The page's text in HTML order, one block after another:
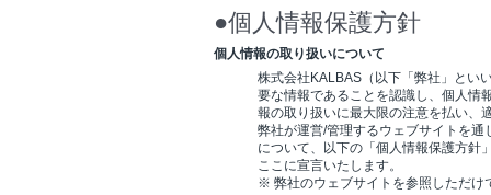
●個人情報保護方針
個人情報の取り扱いについて
株式会社KALBAS（以下「弊社」とい
要な情報であることを認識し、個人情
報の取り扱いに最大限の注意を払い、
弊社が運営/管理するウェブサイトを
について、以下の「個人情報保護方針
ここに宣言いたします。
※ 弊社のウェブサイトを参照しただけ